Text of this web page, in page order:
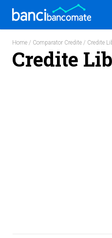
Home / Comparator Credite / Credite
Credite